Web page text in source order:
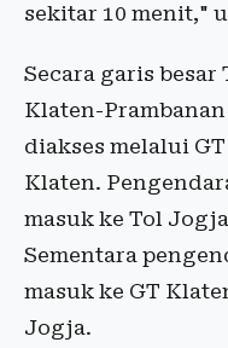
sekitar 10 menit,"
Secara garis
Klaten-
diakses melalui
Klaten.
masuk ke Tol
Sementara
masuk ke GT
Jogja.